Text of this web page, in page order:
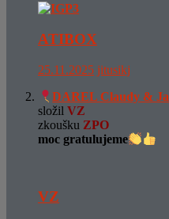
ATIBOX
25.11.2025 jitusikj
DAREL Claudy & Ja
složil VZ
zkoušku ZPO
moc gratulujeme
VZ